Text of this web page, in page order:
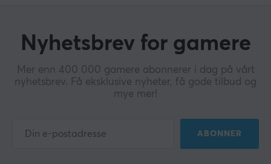
Nyhetsbrev for gamere
Mer enn 400 000 gamere abonnerer i dag på vårt
nyhetsbrev. Få eksklusive nyheter, få gode tilbud og
mye mer!
ABONNER